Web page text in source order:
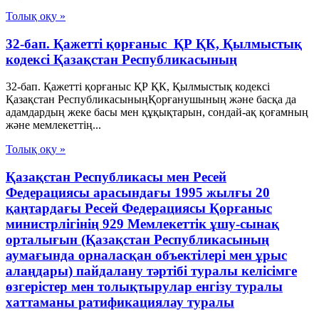
Толық оқу »
32-бап. Қажеттi қорғаныс ҚР ҚК, Қылмыстық
кодексi Қазақстан Республикасының
32-бап. Қажеттi қорғаныс ҚР ҚК, Қылмыстық кодексi
Қазақстан РеспубликасыныңҚорғанушының және басқа да
адамдардың жеке басы мен құқықтарын, сондай-ақ қоғамның
және мемлекеттің...
Толық оқу »
Қазақстан Республикасы мен Ресей
Федерациясы арасындағы 1995 жылғы 20
қаңтардағы Ресей Федерациясы Қорғаныс
министрлігінің 929 Мемлекеттік ұшу-сынақ
орталығын (Қазақстан Республикасының
аумағында орналасқан объектілері мен ұрыс
алаңдары) пайдалану тәртібі туралы келісімге
өзгерістер мен толықтырулар енгізу туралы
хаттаманы ратификациялау туралы